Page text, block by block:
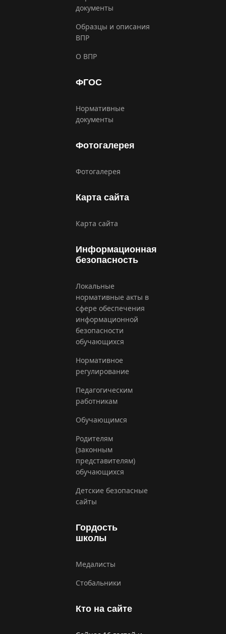
документы
Образцы и описания
ВПР
О ВПР
ФГОС
Нормативные
документы
Фотогалерея
Фотогалерея
Карта сайта
Карта сайта
Информационная
безопасность
Локальные
нормативные акты в
сфере обеспечения
информационной
безопасности
обучающихся
Нормативное
регулирование
Педагогическим
работникам
Обучающимся
Родителям
(законным
представителям)
обучающихся
Детские безопасные
сайты
Гордость
школы
Медалисты
Стобальники
Кто на сайте